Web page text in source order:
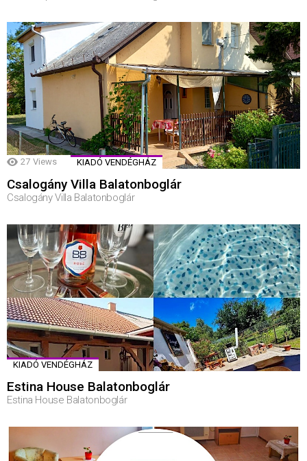
27 Views KIADÓ VENDÉGHÁZ
Csalogány Villa Balatonboglár
Csalogány Villa Balatonboglár
KIADÓ VENDÉGHÁZ
Estina House Balatonboglár
Estina House Balatonboglár